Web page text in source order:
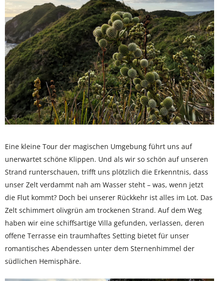
Eine kleine Tour der magischen Umgebung führt uns auf
unerwartet schöne Klippen. Und als wir so schön auf unseren
Strand runterschauen, trifft uns plötzlich die Erkenntnis, dass
unser Zelt verdammt nah am Wasser steht – was, wenn jetzt
die Flut kommt? Doch bei unserer Rückkehr ist alles im Lot. Das
Zelt schimmert olivgrün am trockenen Strand. Auf dem Weg
haben wir eine schiffsartige Villa gefunden, verlassen, deren
offene Terrasse ein traumhaftes Setting bietet für unser
romantisches Abendessen unter dem Sternenhimmel der
südlichen Hemisphäre.